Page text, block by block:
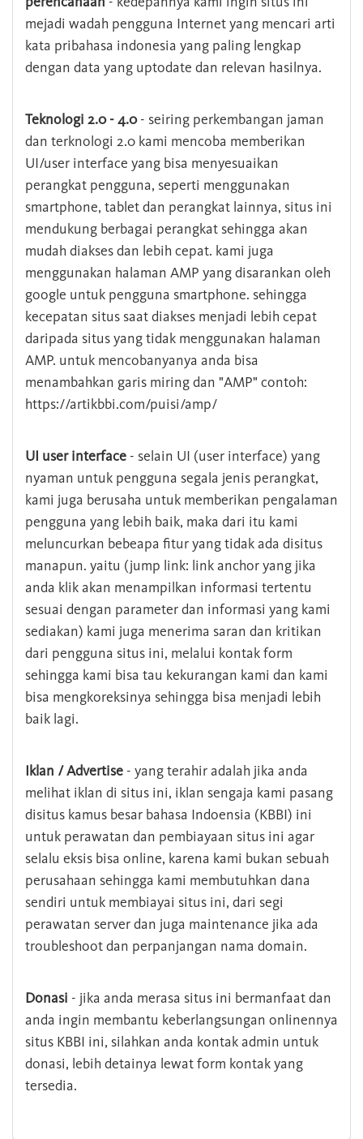
mejadi wadah pengguna Internet yang mencari arti
kata pribahasa indonesia yang paling lengkap
dengan data yang uptodate dan relevan hasilnya.
Teknologi 2.0 - 4.0- seiring perkembangan jaman
dan terknologi 2.0 kami mencoba memberikan
UI/user interface yang bisa menyesuaikan
perangkat pengguna, seperti menggunakan
smartphone, tablet dan perangkat lainnya, situs ini
mendukung berbagai perangkat sehingga akan
mudah diakses dan lebih cepat. kami juga
menggunakan halaman AMP yang disarankan oleh
google untuk pengguna smartphone. sehingga
kecepatan situs saat diakses menjadi lebih cepat
daripada situs yang tidak menggunakan halaman
AMP. untuk mencobanyanya anda bisa
menambahkan garis miring dan "AMP" contoh:
https://artikbbi.com/puisi/amp/
UI user interface - selain UI (user interface) yang
nyaman untuk pengguna segala jenis perangkat,
kami juga berusaha untuk memberikan pengalaman
pengguna yang lebih baik, maka dari itu kami
meluncurkan bebeapa fitur yang tidak ada disitus
manapun. yaitu (jump link: link anchor yang jika
anda klik akan menampilkan informasi tertentu
sesuai dengan parameter dan informasi yang kami
sediakan) kami juga menerima saran dan kritikan
dari pengguna situs ini, melalui kontak form
sehingga kami bisa tau kekurangan kami dan kami
bisa mengkoreksinya sehingga bisa menjadi lebih
baik lagi.
Iklan / Advertise - yang terahir adalah jika anda
melihat iklan di situs ini, iklan sengaja kami pasang
disitus kamus besar bahasa Indoensia (KBBI) ini
untuk perawatan dan pembiayaan situs ini agar
selalu eksis bisa online, karena kami bukan sebuah
perusahaan sehingga kami membutuhkan dana
sendiri untuk membiayai situs ini, dari segi
perawatan server dan juga maintenance jika ada
troubleshoot dan perpanjangan nama domain.
Donasi - jika anda merasa situs ini bermanfaat dan
anda ingin membantu keberlangsungan onlinennya
situs KBBI ini, silahkan anda kontak admin untuk
donasi, lebih detainya lewat form kontak yang
tersedia.